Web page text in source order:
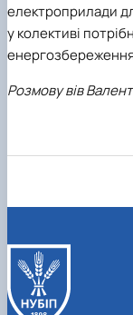
електроприлади
у колективі
Розмову вів